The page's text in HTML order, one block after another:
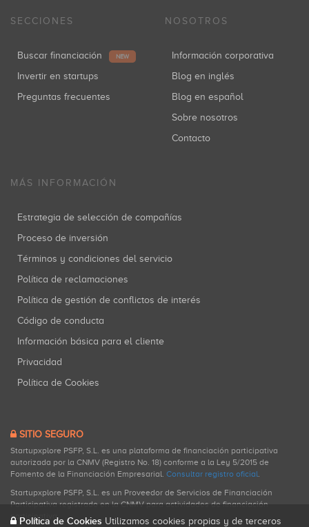
SECCIONES
Buscar financiación NEW
Invertir en startups
Preguntas frecuentes
NOSOTROS
Información corporativa
Blog en inglés
Blog en español
Sobre nosotros
Contacto
MÁS INFORMACIÓN
Estrategia de selección de compañías
Proceso de inversión
Términos y condiciones del servicio
Política de reclamaciones
Política de gestión de conflictos de interés
Código de conducta
Información básica para el cliente
Privacidad
Política de Cookies
SITIO SEGURO
Startupxplore PSFP, S.L. es una plataforma de financiación participativa
autorizada por la CNMV (Registro No. 18) conforme a la Ley 5/2015 de
Fomento de la Financiación Empresarial. Consultar registro oficial.
Startupxplore PSFP, S.L. es un Proveedor de Servicios de Financiación
Participativa registrado en la CNMV para actividades de financiación
participativa.
Política de Cookies Utilizamos cookies propias y de terceros